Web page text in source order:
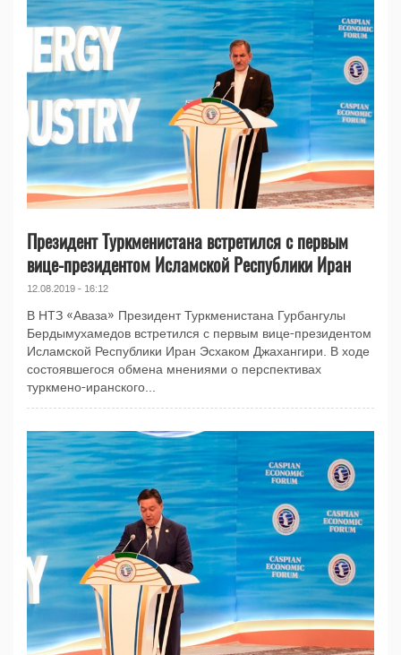
Президент Туркменистана встретился с первым
вице-президентом Исламской Республики Иран
12.08.2019 - 16:12
В НТЗ «Аваза» Президент Туркменистана Гурбангулы
Бердымухамедов встретился с первым вице-президентом
Исламской Республики Иран Эсхаком Джахангири. В ходе
состоявшегося обмена мнениями о перспективах
туркмено-иранского...